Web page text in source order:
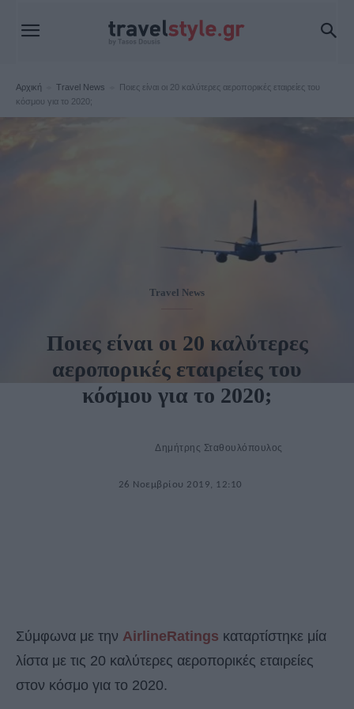
Αρχική Travel News
Ποιες είναι οι 20 καλύτερες αεροπορικές εταιρείες του
κόσμου για το 2020;
Travel News
Ποιες είναι οι 20 καλύτερες
αεροπορικές εταιρείες του
κόσμου για το 2020;
Δημήτρης Σταθουλόπουλος
26 Νοεμβρίου 2019, 12:10
Σύμφωνα με την AirlineRatings καταρτίστηκε μία
λίστα με τις 20 καλύτερες αεροπορικές εταιρείες
στον κόσμο για το 2020.